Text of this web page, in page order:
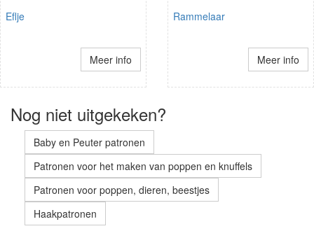
Eflje
Meer info
Rammelaar
Meer info
Nog niet uitgekeken?
Baby en Peuter patronen
Patronen voor het maken van poppen en knuffels
Patronen voor poppen, dieren, beestjes
Haakpatronen